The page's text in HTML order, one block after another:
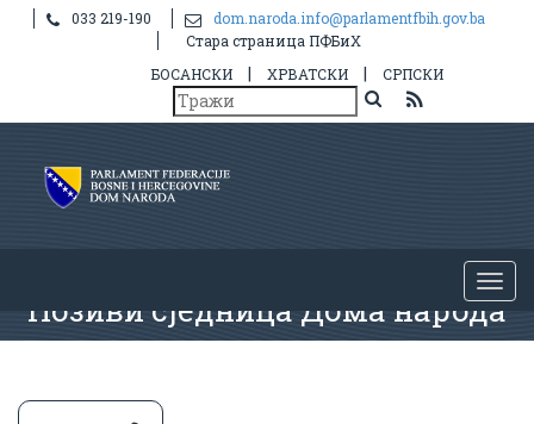
033 219-190
dom.naroda.info@parlamentfbih.gov.ba
Стара страница ПФБиХ
БОСАНСКИ
| ХРВАТСКИ | СРПСКИ
Позиви сједница Дома народа